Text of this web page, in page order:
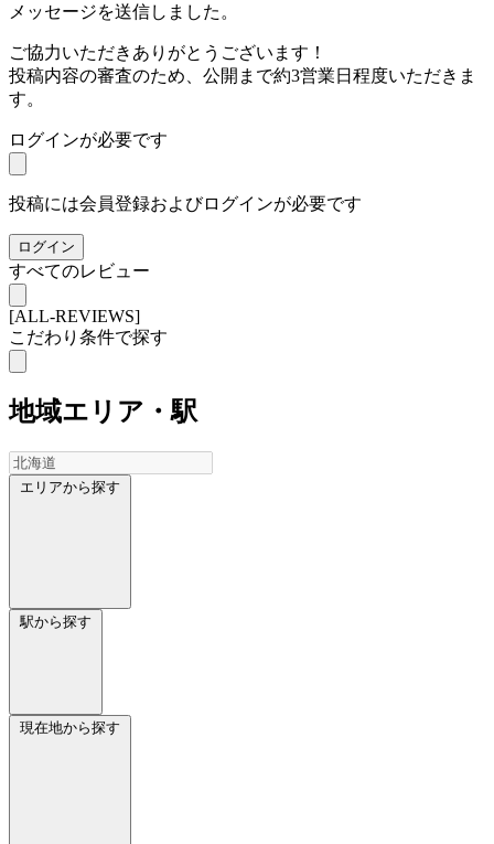
メッセージを送信しました。
ご協力いただきありがとうございます！
投稿内容の審査のため、公開まで約3営業日程度いただきま
す。
ログインが必要です
投稿には会員登録およびログインが必要です
ログイン
すべてのレビュー
[ALL-REVIEWS]
こだわり条件で探す
地域エリア・駅
エリアから探す
駅から探す
現在地から探す